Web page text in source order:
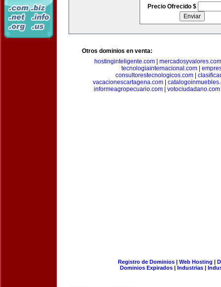
Precio Ofrecido $
Otros dominios en venta:
hostinginteligente.com
mercadosyvalores.com
tecnologiainternacional.com|
consultorestecnologicos.com
vacacionescartagena.com
informeagropecuario.com| votociudadano.com
Registro de Dominios| Web Hosting |
Dominios Expirados | Industrias |